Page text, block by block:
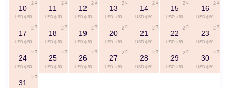
10
USD $ 50
2
11
USD $ 50
2
12
USD $ 50
2
13
USD $ 50
2
14
USD $ 50
2
15
USD $ 50
2
16
USD $ 50
2
17
USD $ 50
2
18
USD $ 50
2
19
USD $ 50
2
20
USD $ 50
2
21
USD $ 50
2
22
USD $ 50
2
23
USD $ 50
2
24
USD $ 50
2
25
USD $ 50
2
26
USD $ 50
2
27
USD $ 50
2
28
USD $ 50
2
29
USD $ 50
2
30
USD $ 50
2
31
2